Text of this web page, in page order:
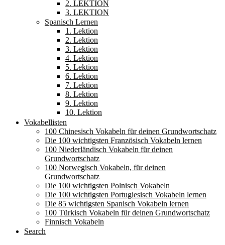
2. LEKTION
3. LEKTION
Spanisch Lernen
1. Lektion
2. Lektion
3. Lektion
4. Lektion
5. Lektion
6. Lektion
7. Lektion
8. Lektion
9. Lektion
10. Lektion
Vokabellisten
100 Chinesisch Vokabeln für deinen Grundwortschatz
Die 100 wichtigsten Französisch Vokabeln lernen
100 Niederländisch Vokabeln für deinen
Grundwortschatz
100 Norwegisch Vokabeln, für deinen
Grundwortschatz
Die 100 wichtigsten Polnisch Vokabeln
Die 100 wichtigsten Portugiesisch Vokabeln lernen
Die 85 wichtigsten Spanisch Vokabeln lernen
100 Türkisch Vokabeln für deinen Grundwortschatz
Finnisch Vokabeln
Search